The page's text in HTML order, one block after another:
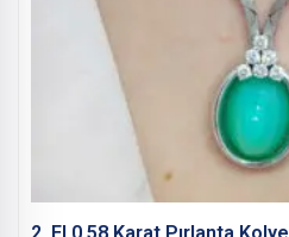
2. El 0,58 Karat Pırlanta Kolye